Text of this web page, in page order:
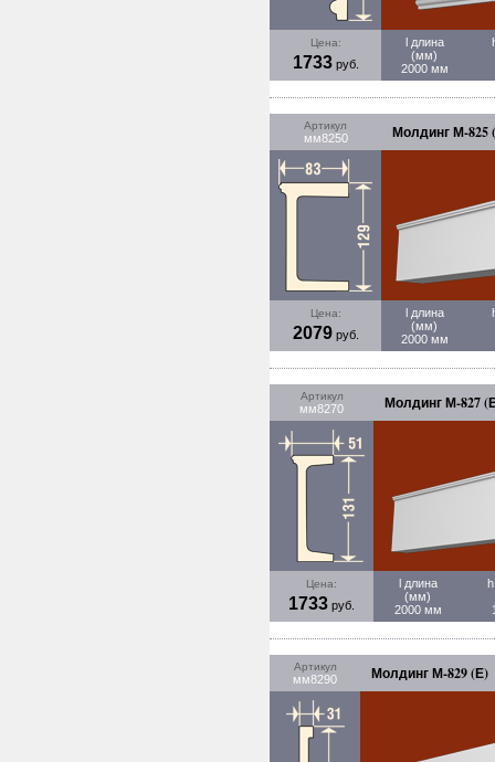
Цена:
1733руб.
l длина
(мм)
2000 мм
Артикул
мм8250 Молдинг М-825
Цена:
2079руб.
l длина
(мм)
2000 мм
Артикул
мм8270 Молдинг М-827
Цена:
1733 руб.
l длина
(мм)
2000 мм
Артикул
мм8290 Молдинг М-829 (Е)